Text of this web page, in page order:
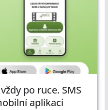
po ruce. SMS
aplikaci